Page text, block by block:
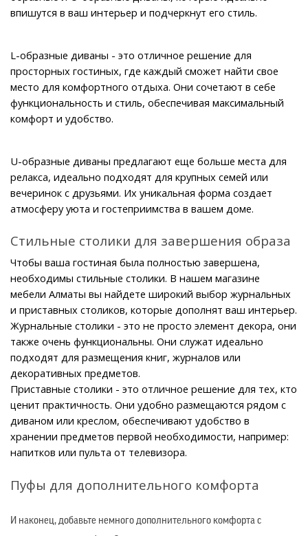
впишутся в ваш интерьер и подчеркнут его стиль.
L-образные диваны - это отличное решение для
просторных гостиных, где каждый сможет найти свое
место для комфортного отдыха. Они сочетают в себе
функциональность и стиль, обеспечивая максимальный
комфорт и удобство.
U-образные диваны предлагают еще больше места для
релакса, идеально подходят для крупных семей или
вечеринок с друзьями. Их уникальная форма создает
атмосферу уюта и гостеприимства в вашем доме.
Стильные столики для завершения образа
Чтобы ваша гостиная была полностью завершена,
необходимы стильные столики. В нашем магазине
мебели Алматы вы найдете широкий выбор журнальных
и приставных столиков, которые дополнят ваш интерьер.
Журнальные столики - это не просто элемент декора, они
также очень функциональны. Они служат идеально
подходят для размещения книг, журналов или
декоративных предметов.
Приставные столики - это отличное решение для тех, кто
ценит практичность. Они удобно размещаются рядом с
диваном или креслом, обеспечивают удобство в
хранении предметов первой необходимости, например:
напитков или пульта от телевизора.
Пуфы для дополнительного комфорта
И наконец, добавьте немного дополнительного комфорта с